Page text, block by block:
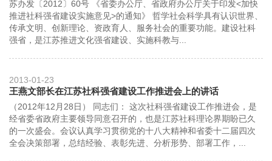
苏办发〔2012〕60号 《省委办公厅、省政府办公厅关于印发<加快
推进社科强省建设实施意见>的通知》 哲学社会科学具有认识世界、
传承文明、创新理论、资政育人、服务社会的重要功能。建设社科
强省，是江苏推进文化强省建设、实施科教与...
2013-01-23
王燕文部长在江苏社科强省建设工作推进会上的讲话
（2012年12月28日） 同志们： 这次社科强省建设工作推进会，是
经省委省政府主要领导同意召开的，也是江苏社科理论界期盼已久
的一次盛会。会议认真学习贯彻党的十八大精神和省委十二届四次
全会决策部署，总结经验、表彰先进、分析形势、部署工作，...